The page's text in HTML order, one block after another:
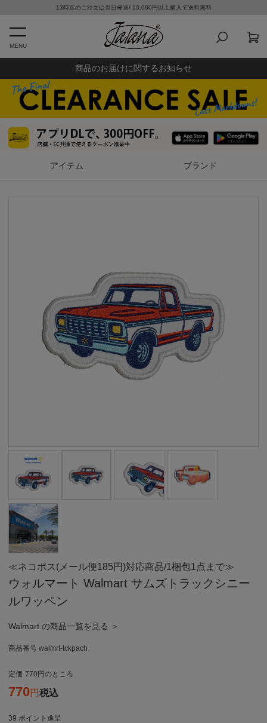
13時迄のご注文は当日発送/ 10,000円以上購入で送料無料
MENU
商品のお届けに関するお知らせ
アイテム ブランド
≪ネコポス(メール便185円)対応商品/1梱包1点まで≫
ウォルマート Walmart サムズトラックシニー
ルワッペン
Walmart の商品一覧を見る ＞
商品番号 walmrt-tckpach
定価 770 のところ
770 税込
39 ポイント進呈